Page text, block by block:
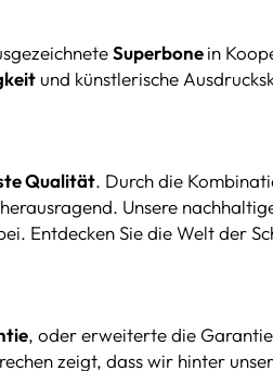
Superbonein
und künstlerische
Qualität. Durch die
Unsere
Entdecken Sie die Welt der
, oder erweiterte die
zeigt, dass wir hinter